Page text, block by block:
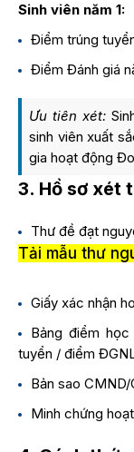
Sinh viên năm 1:
Điểm trúng
Điểm Đánh giá
Ưu tiên xét:
sinh viên xuất
gia hoạt động
3. Hồ sơ xét
Thư đề đạt
Tải mẫu thư
Giấy xác nhận
Bảng điểm
tuyển / điểm
Bản sao
Minh chứng